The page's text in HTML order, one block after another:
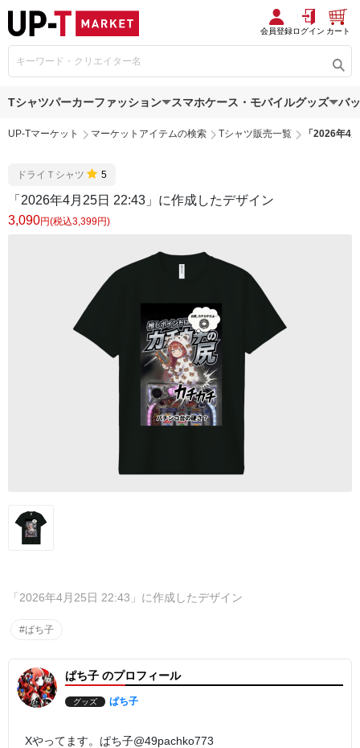
会員登録ログイン カート
Tシャツパーカーファッション スマホケース・モバイルグッズ バ
UP-Tマーケット マーケットアイテムの検索 Tシャツ販売一覧 「2026年4
ドライＴシャツ 5
「2026年4月25日 22:43」に作成したデザイン
3,090円(税込3,399円)
「2026年4月25日 22:43」に作成したデザイン
#ぱち子
ぱち子 のプロフィール
グッズ ぱち子
Xやってます。ぱち子@49pachko773